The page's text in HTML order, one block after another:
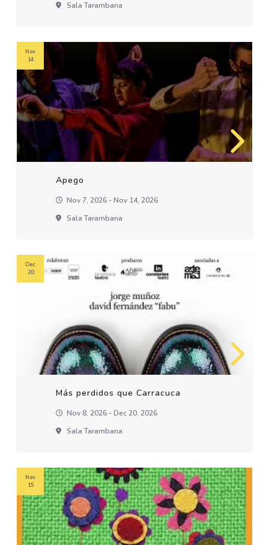
Sala Tarambana
Apego
Nov 7, 2026 - Nov 14, 2026
Sala Tarambana
Nov
14
Más perdidos que Carracuca
Nov 8, 2026 - Dec 20, 2026
Sala Tarambana
Dec
20
Nov
15